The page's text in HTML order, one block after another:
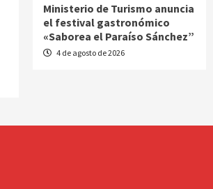
Ministerio de Turismo anuncia
el festival gastronómico
«Saborea el Paraíso Sánchez”
4 de agosto de 2026